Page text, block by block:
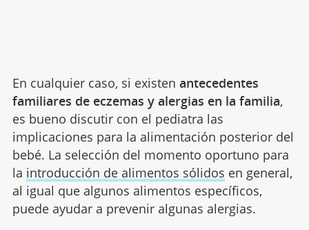
En cualquier caso, si existen antecedentes
familiares de eczemas y alergias en la familia,
es bueno discutir con el pediatra las
implicaciones para la alimentación posterior del
bebé. La selección del momento oportuno para
la introducción de alimentos sólidos en general,
al igual que algunos alimentos específicos,
puede ayudar a prevenir algunas alergias.